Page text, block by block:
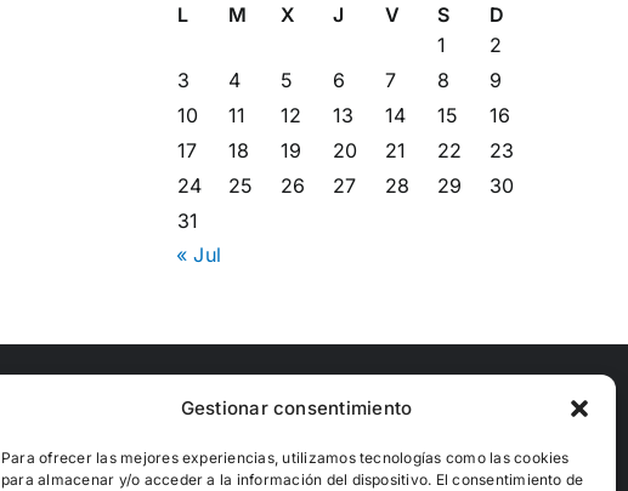
Gestionar consentimiento
Para ofrecer las mejores experiencias, utilizamos tecnologías como las cookies
para almacenar y/o acceder a la información del dispositivo. El consentimiento de
L
M X J V S
D
1
2
3
4 5 6 7 8
9
10
11 12 13 14 15
16
17
18 19 20 21 22
23
24
25 26 27 28 29
30
31
« Jul